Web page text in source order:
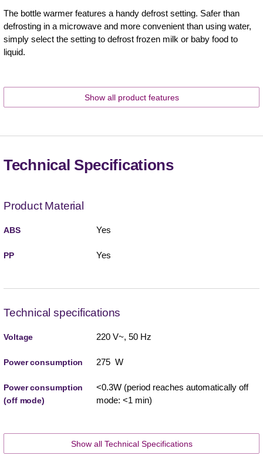
The bottle warmer features a handy defrost setting. Safer than
defrosting in a microwave and more convenient than using water,
simply select the setting to defrost frozen milk or baby food to
liquid.
Show all product features
Technical Specifications
Product Material
ABS Yes
PP Yes
Technical specifications
Voltage 220 V~, 50 Hz
Power consumption 275 W
Power consumption
(off mode)
<0.3W (period reaches automatically off
mode: <1 min)
Show all Technical Specifications